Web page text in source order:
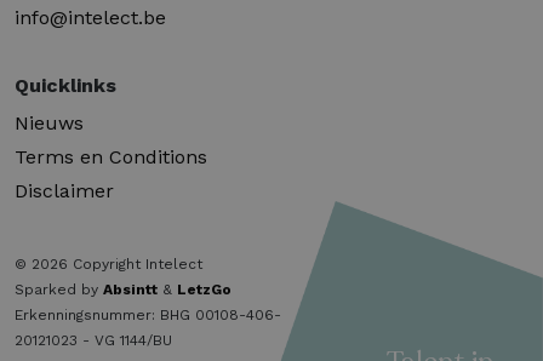
info@intelect.be
Quicklinks
Nieuws
Terms en Conditions
Disclaimer
© 2026 Copyright Intelect
Sparked by Absintt & LetzGo
Erkenningsnummer: BHG 00108-406-
20121023 - VG 1144/BU